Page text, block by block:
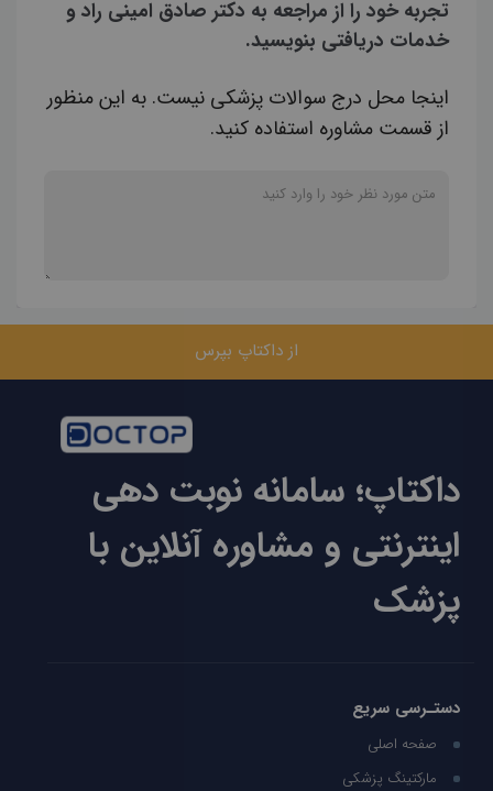
تجربه خود را از مراجعه به دکتر صادق امینی راد و
خدمات دریافتی بنویسید.
اینجا محل درج سوالات پزشکی نیست. به این منظور
از قسمت مشاوره استفاده کنید.
از داکتاپ بپرس
داکتاپ؛ سامانه نوبت دهی
اینترنتی و مشاوره آنلاین با
پزشک
دستـرسی سریع
صفحه اصلی
مارکتینگ پزشکی